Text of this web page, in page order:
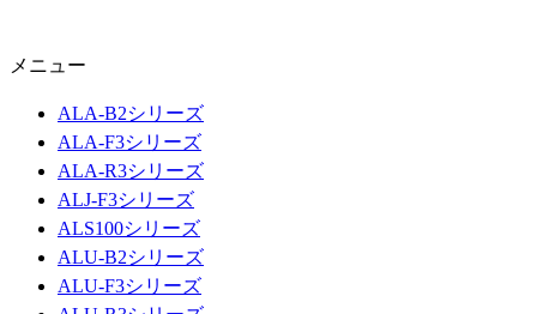
メニュー
ALA-B2シリーズ
ALA-F3シリーズ
ALA-R3シリーズ
ALJ-F3シリーズ
ALS100シリーズ
ALU-B2シリーズ
ALU-F3シリーズ